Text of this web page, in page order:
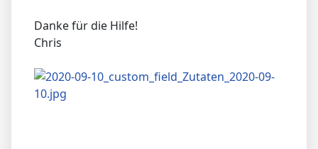
Danke für die Hilfe!
Chris